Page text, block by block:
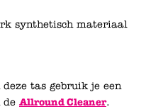
synthetisch materiaal
tas gebruik je een
de Allround Cleaner.